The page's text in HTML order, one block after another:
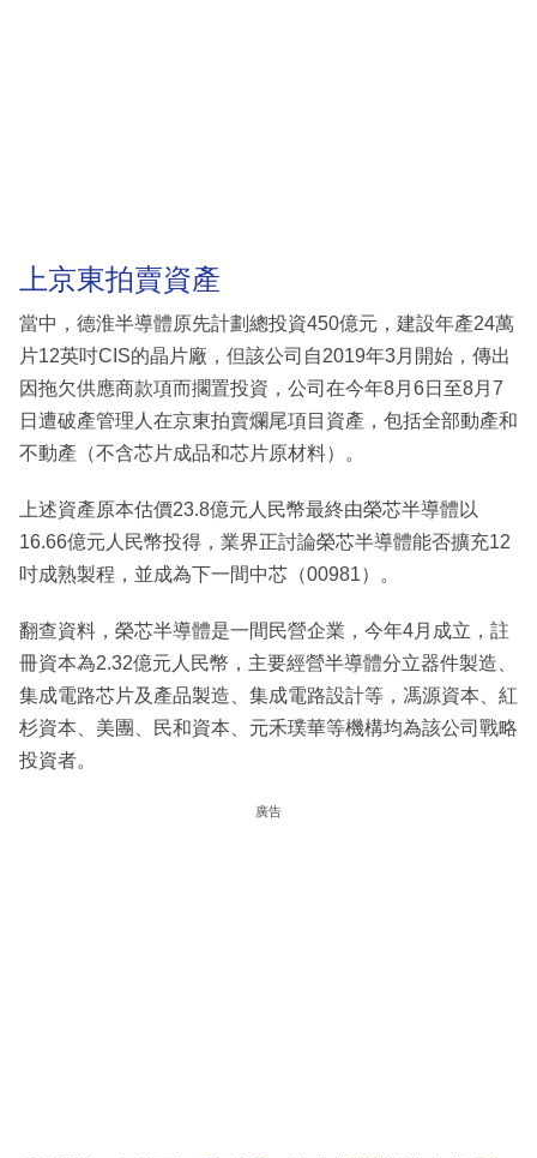
上京東拍賣資產
當中，德淮半導體原先計劃總投資450億元，建設年產24萬
片12英吋CIS的晶片廠，但該公司自2019年3月開始，傳出
因拖欠供應商款項而擱置投資，公司在今年8月6日至8月7
日遭破產管理人在京東拍賣爛尾項目資產，包括全部動產和
不動產（不含芯片成品和芯片原材料）。
上述資產原本估價23.8億元人民幣最終由榮芯半導體以
16.66億元人民幣投得，業界正討論榮芯半導體能否擴充12
吋成熟製程，並成為下一間中芯（00981）。
翻查資料，榮芯半導體是一間民營企業，今年4月成立，註
冊資本為2.32億元人民幣，主要經營半導體分立器件製造、
集成電路芯片及產品製造、集成電路設計等，馮源資本、紅
杉資本、美團、民和資本、元禾璞華等機構均為該公司戰略
投資者。
廣告